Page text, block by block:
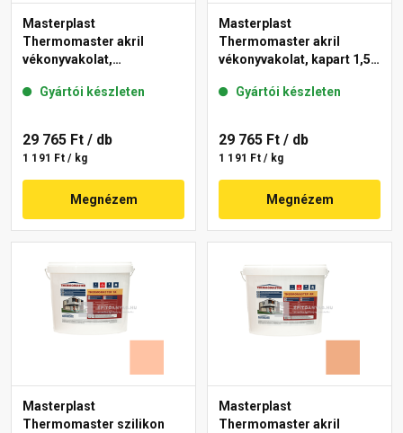
Masterplast
Thermomaster akril
vékonyvakolat,
01-E 25 kg
Gyártói készleten
29 765 Ft / db
1 191 Ft / kg
Megnézem
Masterplast
Thermomaster akril
vékonyvakolat, kapart 1,5
Gyártói készleten
29 765 Ft / db
1 191 Ft / kg
Megnézem
Masterplast
Thermomaster szilikon
Masterplast
Thermomaster akril